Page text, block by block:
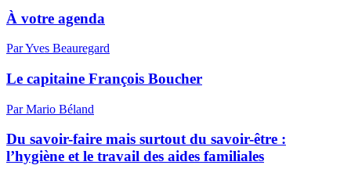
À votre agenda
Par Yves Beauregard
Le capitaine François Boucher
Par Mario Béland
Du savoir-faire mais surtout du savoir-être :
l’hygiène et le travail des aides familiales